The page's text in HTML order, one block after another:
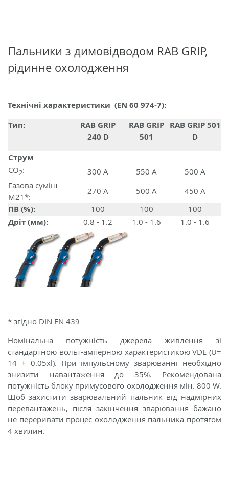
Пальники з димовідводом RAB GRIP,
рідинне охолодження
Технічні характеристики (EN 60 974-7):
Тип:
RAB GRIP
240 D
RAB GRIP
501
RAB GRIP 501
D
Струм
CO2: 300 A 550 A
500 A
Газова суміш
M21*:
270 A 500 A 450 A
ПВ (%): 100 100 100
Дріт (мм): 0.8 - 1.2 1.0 - 1.6 1.0 - 1.6
* згідно DIN EN 439
Номінальна потужність джерела живлення зі
стандартною вольт-амперною характеристикою VDE (U=
14 + 0.05xl). При імпульсному зварюванні необхідно
знизити навантаження до 35%. Рекомендована
потужність блоку примусового охолодження мін. 800 W.
Щоб захистити зварювальний пальник від надмірних
перевантажень, після закінчення зварювання бажано
не переривати процес охолодження пальника протягом
4 хвилин.